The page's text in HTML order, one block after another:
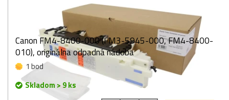
Canon FM4-8400-000 (FM3-5945-000, FM4-8400-
010), originálna odpadná nádoba
1 bod
Skladom > 9 ks